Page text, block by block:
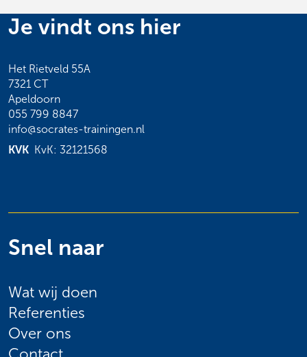
Snel naar
Wat wij doen
Referenties
Over ons
Je vindt ons hier
Het Rietveld 55A
7321 CT
Apeldoorn
055 799 8847
info@socrates-trainingen.nl
KVK KvK: 32121568